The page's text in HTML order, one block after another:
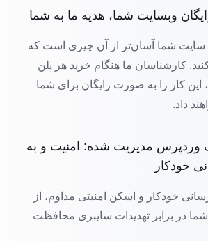
رایگان وبسایت شما، هدیه ما به شما
شما آسان‌تر از آن چیزی است که
کارشناسان ما هنگام خرید هر پلن
این کار را به صورت رایگان برای شما
داد.
وردپرس مدیریت شده: امنیت و به
خودکار
خودکار و اسکن امنیتی مداوم، از
در برابر تهدیدات سایبری محافظت